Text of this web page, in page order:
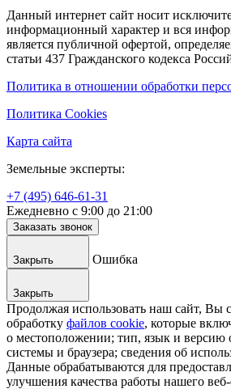
Данный интернет сайт носит
информационный характер и вся
является публичной офертой,
статьи 437 Гражданского кодекса
Политика в отношении обработки
Политика Cookies
Карта сайта
Земельные эксперты:
+7 (495) 646-61-31
Ежедневно с 9:00 до 21:00
Заказать звонок
Закрыть Ошибка
Закрыть
Продолжая использовать наш сайт, Вы
обработку файлов cookie, которые
о местоположении; тип, язык и версию
системы и браузера; сведения об
Данные обрабатываются для
улучшения качества работы нашего